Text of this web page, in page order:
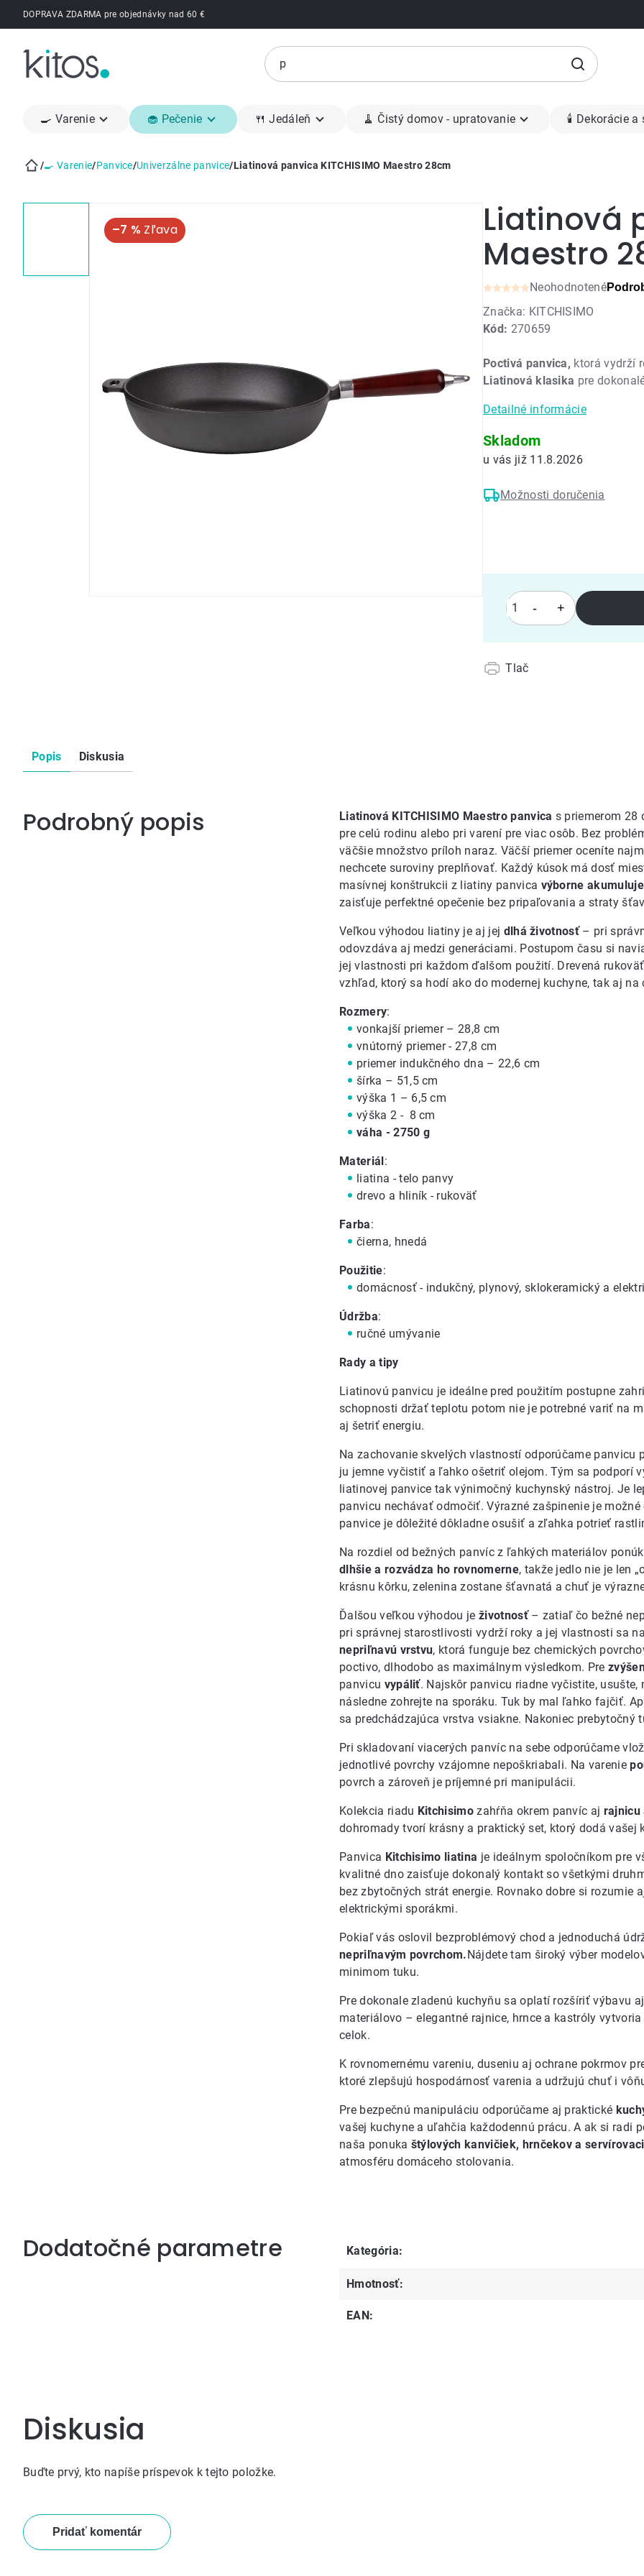
PrejsťDOPRAVA ZDARMA pre objednávky nad 60 €
🍳 Varenie 🧁 Pečenie 🍴 Jedáleň 🧹 Čistý domov - upratovanie 🕯 Dekorácie a
/🍳 Varenie/Panvice/Univerzálne panvice/Liatinová panvica KITCHISIMO Maestro 28cm
–7 %
Liatinová
Maestro
Kód: 270659
Priemerné
hodnotenie
produktu
0,0
z
hviezdičiek.
Neohodnotené
Značka: KITCHISIMO
Poctivá panvica, ktorá vydrží
Liatinová klasika pre
Detailné informácie
Tlač
Skladom
11.8.2026
Možnosti doručenia
Popis Diskusia
Podrobný popis Liatinová KITCHISIMO Maestro panvica s priemerom 28
pre celú rodinu alebo pri varení pre viac osôb. Bez
väčšie množstvo príloh naraz. Väčší priemer oceníte
nechcete suroviny preplňovať. Každý kúsok má dosť
masívnej konštrukcii z liatiny panvica výborne
zaisťuje perfektné opečenie bez pripaľovania a straty
Veľkou výhodou liatiny je aj jej dlhá životnosť – pri
odovzdáva aj medzi generáciami. Postupom času si
jej vlastnosti pri každom ďalšom použití. Drevená
vzhľad, ktorý sa hodí ako do modernej kuchyne, tak aj na
Rozmery:
vonkajší priemer – 28,8 cm
vnútorný priemer - 27,8 cm
priemer indukčného dna – 22,6 cm
šírka – 51,5 cm
výška 1 – 6,5 cm
výška 2 - 8 cm
váha - 2750 g
Materiál:
liatina - telo panvy
drevo a hliník - rukoväť
Farba:
čierna, hnedá
Použitie:
domácnosť - indukčný, plynový, sklokeramický a
Údržba:
ručné umývanie
Rady a tipy
Liatinovú panvicu je ideálne pred použitím postupne
schopnosti držať teplotu potom nie je potrebné variť na
aj šetriť energiu.
Na zachovanie skvelých vlastností odporúčame panvicu
ju jemne vyčistiť a ľahko ošetriť olejom. Tým sa podporí
liatinovej panvice tak výnimočný kuchynský nástroj. Je
panvicu nechávať odmočiť. Výrazné zašpinenie je
panvice je dôležité dôkladne osušiť a zľahka potrieť
Na rozdiel od bežných panvíc z ľahkých materiálov
dlhšie a rozvádza ho rovnomerne, takže jedlo nie je len
krásnu kôrku, zelenina zostane šťavnatá a chuť je
Ďalšou veľkou výhodou je životnosť– zatiaľ čo bežné
pri správnej starostlivosti vydrží roky a jej vlastnosti sa
nepriľnavú vrstvu, ktorá funguje bez chemických
poctivo, dlhodobo as maximálnym výsledkom. Pre
panvicu vypáliť. Najskôr panvicu riadne vyčistite,
následne zohrejte na sporáku. Tuk by mal ľahko fajčiť.
sa predchádzajúca vrstva vsiakne. Nakoniec prebytočný
Pri skladovaní viacerých panvíc na sebe odporúčame
jednotlivé povrchy vzájomne nepoškriabali. Na varenie
povrch a zároveň je príjemné pri manipulácii.
Kolekcia riadu Kitchisimo zahŕňa okrem panvíc aj rajnicu
dohromady tvorí krásny a praktický set, ktorý dodá vašej
Panvica Kitchisimo liatina je ideálnym spoločníkom pre
kvalitné dno zaisťuje dokonalý kontakt so všetkými
bez zbytočných strát energie. Rovnako dobre si
elektrickými sporákmi.
Pokiaľ vás oslovil bezproblémový chod a jednoduchá
nepriľnavým povrchom.Nájdete tam široký výber
minimom tuku.
Pre dokonale zladenú kuchyňu sa oplatí rozšíriť výbavu
materiálovo – elegantné rajnice, hrnce a kastróly
celok.
K rovnomernému vareniu, duseniu aj ochrane pokrmov
ktoré zlepšujú hospodárnosť varenia a udržujú chuť i
Pre bezpečnú manipuláciu odporúčame aj praktické
vašej kuchyne a uľahčia každodennú prácu. A ak si radi
naša ponuka štýlových kanvičiek, hrnčekov a
atmosféru domáceho stolovania.
Dodatočné parametre Kategória:
Hmotnosť:
EAN:
Diskusia
Buďte prvý, kto napíše príspevok k tejto položke.
Pridať komentár